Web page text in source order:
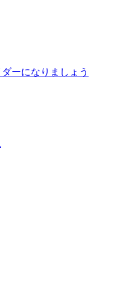
ーになりましょう